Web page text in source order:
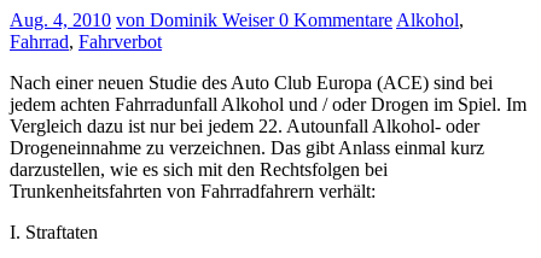
Aug. 4, 2010 von Dominik Weiser0 Kommentare Alkohol,
Fahrrad, Fahrverbot
Nach einer neuen Studie des Auto Club Europa (ACE) sind bei
jedem achten Fahrradunfall Alkohol und / oder Drogen im Spiel. Im
Vergleich dazu ist nur bei jedem 22. Autounfall Alkohol- oder
Drogeneinnahme zu verzeichnen. Das gibt Anlass einmal kurz
darzustellen, wie es sich mit den Rechtsfolgen bei
Trunkenheitsfahrten von Fahrradfahrern verhält:
I. Straftaten